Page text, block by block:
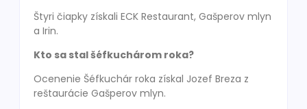
Štyri čiapky získali ECK Restaurant, Gašperov mlyn
a Irin.
Kto sa stal šéfkuchárom roka?
Ocenenie Šéfkuchár roka získal Jozef Breza z
reštaurácie Gašperov mlyn.